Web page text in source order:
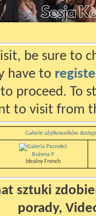
be sure to
have to
proceed. To
to visit from
Galerie użytkowników
Bożena P
Idealny French
sztuki
porady,